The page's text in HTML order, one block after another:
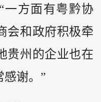
一方面有粤黔协
会和政府积极牵
贵州的企业也在
感谢。”